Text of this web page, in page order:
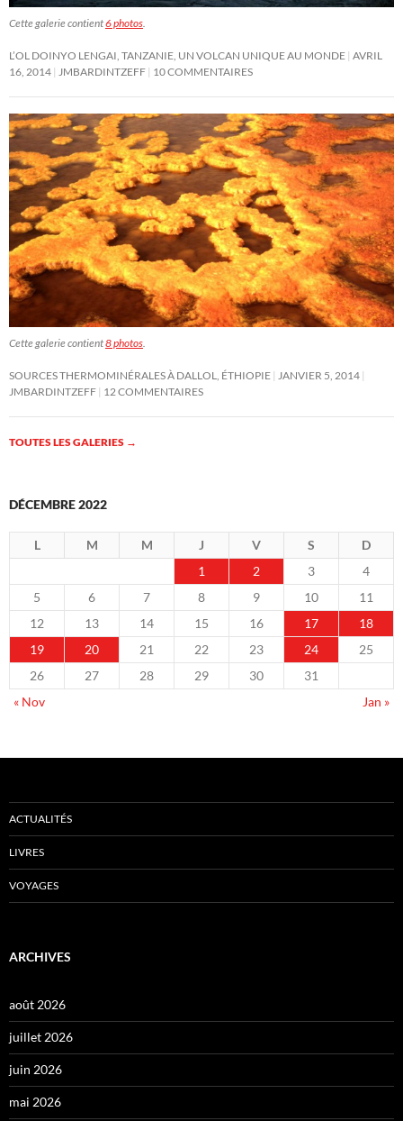
Cette galerie contient6 photos
L’OL DOINYO LENGAI, TANZANIE, UN VOLCAN UNIQUE AU MONDE AVRIL
16, 2014
JMBARDINTZEFF 10 COMMENTAIRES
Cette galerie contient8 photos
SOURCES THERMOMINÉRALES À DALLOL, ÉTHIOPIE
JANVIER 5, 2014
JMBARDINTZEFF 12 COMMENTAIRES
TOUTES LES GALERIES →
DÉCEMBRE 2022
L M M J V S
D
1
2 3
4
5
6 7 8 9 10
11
12
13 14 15 16 17
18
19
20 21 22 23 24
25
26
27 28 29 30
31
« Nov
Jan »
ACTUALITÉS
LIVRES
VOYAGES
ARCHIVES
août 2026
juillet 2026
juin 2026
mai 2026